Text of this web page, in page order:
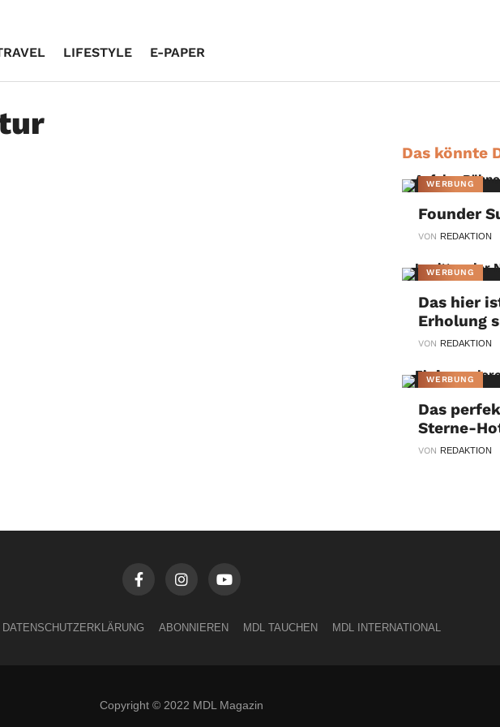
LIFESTYLE E-PAPER
Das könnte
WERBUNG
Founder
VON REDAKTION
WERBUNG
Das hier
Erholung
VON REDAKTION
WERBUNG
Das
Sterne-
VON REDAKTION
DATENSCHUTZERKLÄRUNG ABONNIEREN MDL TAUCHEN MDL INTERNATIONAL
Copyright © 2022 MDL Magazin